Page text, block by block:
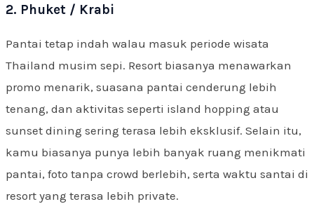
2. Phuket / Krabi
Pantai tetap indah walau masuk periode wisata
Thailand musim sepi. Resort biasanya menawarkan
promo menarik, suasana pantai cenderung lebih
tenang, dan aktivitas seperti island hopping atau
sunset dining sering terasa lebih eksklusif. Selain itu,
kamu biasanya punya lebih banyak ruang menikmati
pantai, foto tanpa crowd berlebih, serta waktu santai di
resort yang terasa lebih private.